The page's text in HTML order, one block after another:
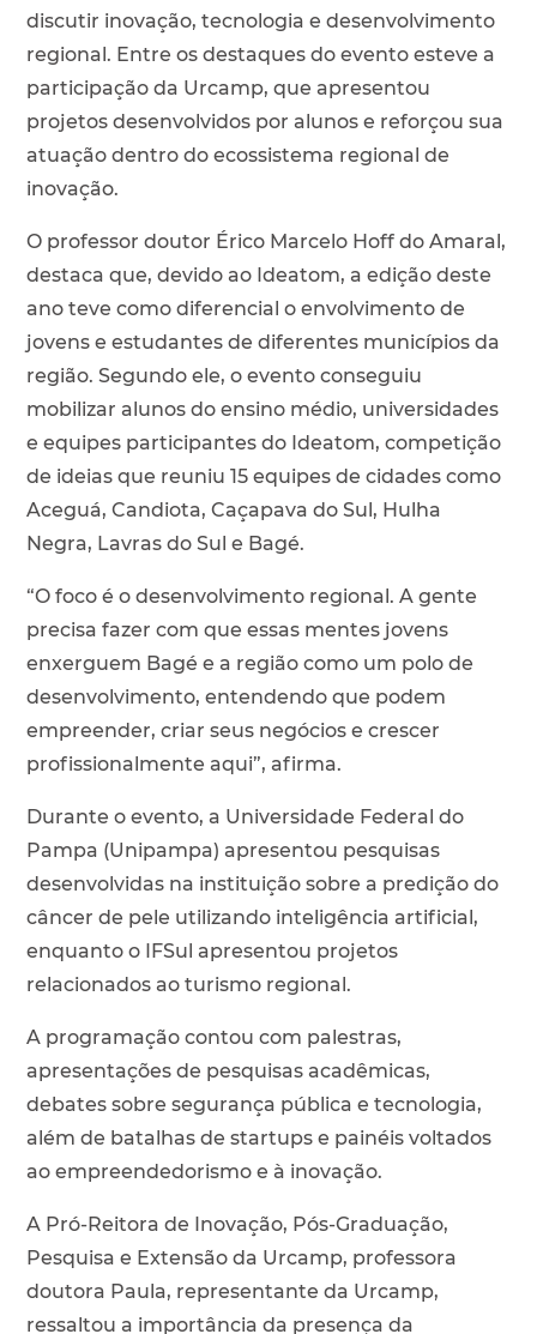
discutir inovação, tecnologia e desenvolvimento
regional. Entre os destaques do evento esteve a
participação da Urcamp, que apresentou
projetos desenvolvidos por alunos e reforçou sua
atuação dentro do ecossistema regional de
inovação.
O professor doutor Érico Marcelo Hoff do Amaral,
destaca que, devido ao Ideatom, a edição deste
ano teve como diferencial o envolvimento de
jovens e estudantes de diferentes municípios da
região. Segundo ele, o evento conseguiu
mobilizar alunos do ensino médio, universidades
e equipes participantes do Ideatom, competição
de ideias que reuniu 15 equipes de cidades como
Aceguá, Candiota, Caçapava do Sul, Hulha
Negra, Lavras do Sul e Bagé.
“O foco é o desenvolvimento regional. A gente
precisa fazer com que essas mentes jovens
enxerguem Bagé e a região como um polo de
desenvolvimento, entendendo que podem
empreender, criar seus negócios e crescer
profissionalmente aqui”, afirma.
Durante o evento, a Universidade Federal do
Pampa (Unipampa) apresentou pesquisas
desenvolvidas na instituição sobre a predição do
câncer de pele utilizando inteligência artificial,
enquanto o IFSul apresentou projetos
relacionados ao turismo regional.
A programação contou com palestras,
apresentações de pesquisas acadêmicas,
debates sobre segurança pública e tecnologia,
além de batalhas de startups e painéis voltados
ao empreendedorismo e à inovação.
A Pró-Reitora de Inovação, Pós-Graduação,
Pesquisa e Extensão da Urcamp, professora
doutora Paula, representante da Urcamp,
ressaltou a importância da presença da